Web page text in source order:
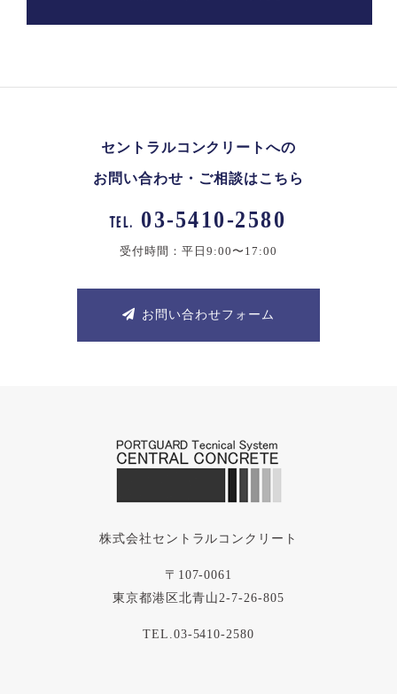
セントラルコンクリートへの
お問い合わせ・ご相談はこちら
TEL. 03-5410-2580
受付時間：平日9:00〜17:00
お問い合わせフォーム
株式会社セントラルコンクリート
〒107-0061
東京都港区北青山2-7-26-805
TEL.03-5410-2580